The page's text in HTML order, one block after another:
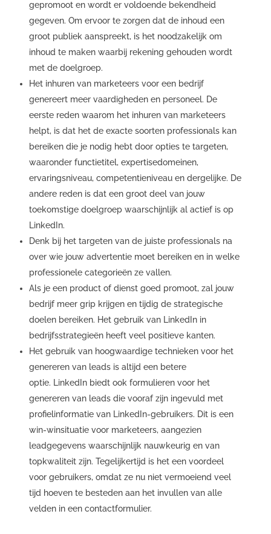
gepromoot en wordt er voldoende bekendheid
gegeven. Om ervoor te zorgen dat de inhoud een
groot publiek aanspreekt, is het noodzakelijk om
inhoud te maken waarbij rekening gehouden wordt
met de doelgroep.
Het inhuren van marketeers voor een bedrijf
genereert meer vaardigheden en personeel. De
eerste reden waarom het inhuren van marketeers
helpt, is dat het de exacte soorten professionals kan
bereiken die je nodig hebt door opties te targeten,
waaronder functietitel, expertisedomeinen,
ervaringsniveau, competentieniveau en dergelijke. De
andere reden is dat een groot deel van jouw
toekomstige doelgroep waarschijnlijk al actief is op
LinkedIn.
Denk bij het targeten van de juiste professionals na
over wie jouw advertentie moet bereiken en in welke
professionele categorieën ze vallen.
Als je een product of dienst goed promoot, zal jouw
bedrijf meer grip krijgen en tijdig de strategische
doelen bereiken. Het gebruik van LinkedIn in
bedrijfsstrategieën heeft veel positieve kanten.
Het gebruik van hoogwaardige technieken voor het
genereren van leads is altijd een betere
optie. LinkedIn biedt ook formulieren voor het
genereren van leads die vooraf zijn ingevuld met
profielinformatie van LinkedIn-gebruikers. Dit is een
win-winsituatie voor marketeers, aangezien
leadgegevens waarschijnlijk nauwkeurig en van
topkwaliteit zijn. Tegelijkertijd is het een voordeel
voor gebruikers, omdat ze nu niet vermoeiend veel
tijd hoeven te besteden aan het invullen van alle
velden in een contactformulier.